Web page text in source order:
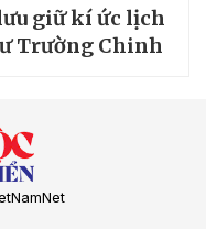
giữ kí ức lịch
Trường Chinh